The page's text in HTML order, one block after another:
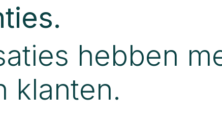
hebben
klanten.